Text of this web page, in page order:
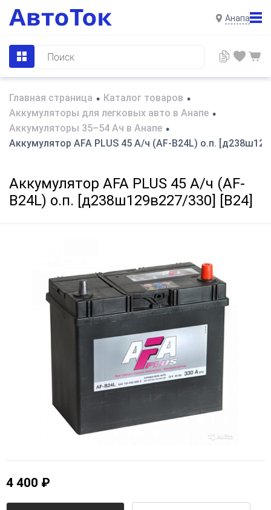
Анапа
Главная страница • Каталог товаров •
Аккумуляторы для легковых авто в Анапе •
Аккумуляторы 35–54 Ач в Анапе •
Аккумулятор AFA PLUS 45 А/ч (AF-B24L) о.п.
Аккумулятор AFA PLUS 45 А/ч (AF-
B24L) о.п. [д238ш129в227/330] [B24]
4 400 ₽